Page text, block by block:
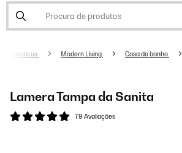
Modern Living Casa de banho
Lamera Tampa da Sanita
79 Avaliações